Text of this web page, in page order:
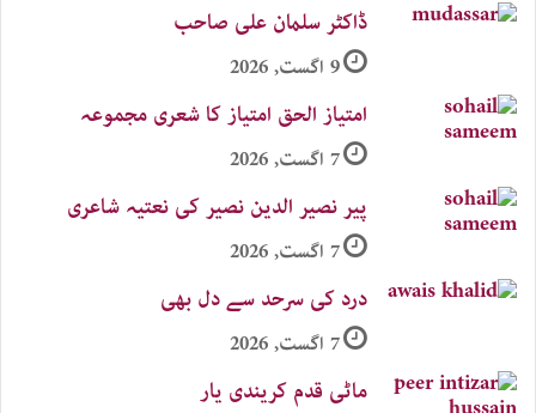
ڈاکٹر سلمان علی صاحب
9 اگست, 2026
امتیاز الحق امتیاز کا شعری مجموعہ
7 اگست, 2026
پیر نصیر الدین نصیر کی نعتیہ شاعری
7 اگست, 2026
درد کی سرحد سے دل بھی
7 اگست, 2026
ماٹی قدم کریندی یار